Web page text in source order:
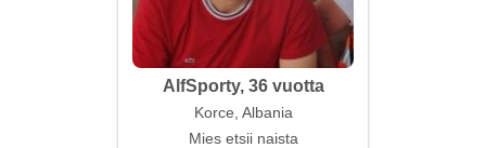
AlfSporty, 36 vuotta
Korce, Albania
Mies etsii naista